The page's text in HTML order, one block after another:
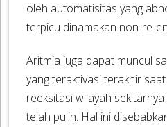
oleh automatisitas yang
terpicu dinamakan non-re-
Aritmia juga dapat muncul
yang teraktivasi terakhir
reeksitasi wilayah
telah pulih. Hal ini